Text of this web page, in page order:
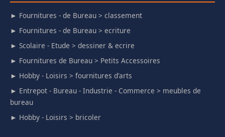
► Fournitures - de Bureau > classement
► Fournitures - de Bureau > ecriture
► Scolaire - Etude > dessiner & ecrire
► Fournitures de Bureau > Petits Accessoires
► Hobby - Loisirs > fournitures d'arts
► Entrepot - Bureau - Industrie - Commerce > meubles de
bureau
► Hobby - Loisirs > bricoler